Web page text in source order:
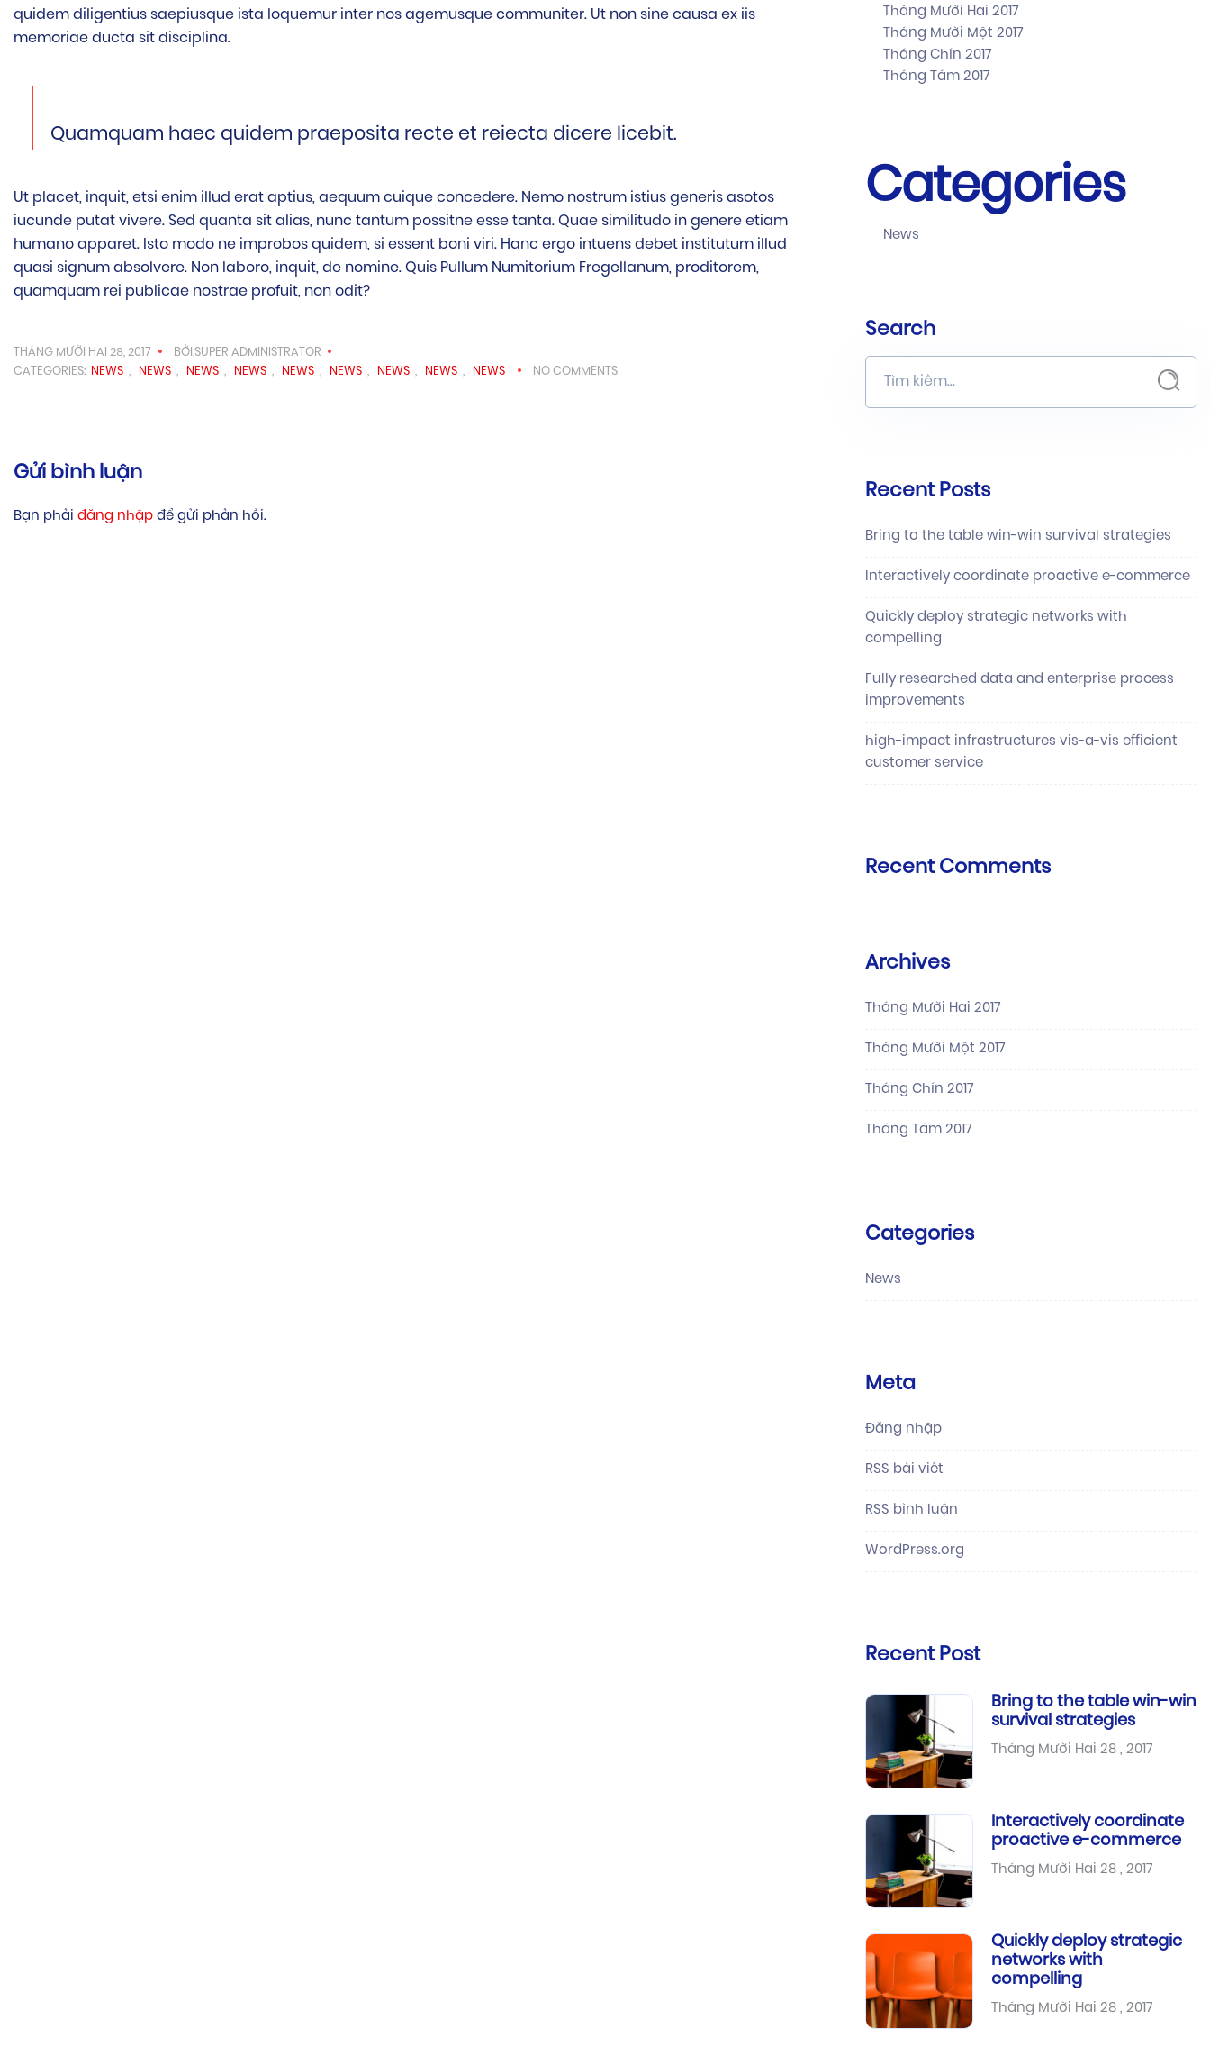
quidem diligentius saepiusque ista loquemur inter nos agemusque communiter. Ut non sine causa ex iis
memoriae ducta sit disciplina.
Quamquam haec quidem praeposita recte et reiecta dicere licebit.
Ut placet, inquit, etsi enim illud erat aptius, aequum cuique concedere. Nemo nostrum istius generis asotos
iucunde putat vivere. Sed quanta sit alias, nunc tantum possitne esse tanta. Quae similitudo in genere etiam
humano apparet. Isto modo ne improbos quidem, si essent boni viri. Hanc ergo intuens debet institutum illud
quasi signum absolvere. Non laboro, inquit, de nomine. Quis Pullum Numitorium Fregellanum, proditorem,
quamquam rei publicae nostrae profuit, non odit?
THÁNG MƯỜI HAI 28, 2017
BỞI:SUPER ADMINISTRATOR
CATEGORIES:
NEWS , NEWS , NEWS , NEWS , NEWS , NEWS , NEWS , NEWS , NEWS NO COMMENTS
Gửi bình luận
Bạn phải đăng nhập để gửi phản hồi.
Tháng Mười Hai 2017
Tháng Mười Một 2017
Tháng Chín 2017
Tháng Tám 2017
Categories
News
Search
Recent Posts
Bring to the table win-win survival strategies
Interactively coordinate proactive e-commerce
Quickly deploy strategic networks with
compelling
Fully researched data and enterprise process
improvements
high-impact infrastructures vis-a-vis efficient
customer service
Recent Comments
Archives
Tháng Mười Hai 2017
Tháng Mười Một 2017
Tháng Chín 2017
Tháng Tám 2017
Categories
News
Meta
Đăng nhập
RSS bài viết
RSS bình luận
WordPress.org
Recent Post
Bring to the table win-win
survival strategies
Tháng Mười Hai 28 , 2017
Interactively coordinate
proactive e-commerce
Tháng Mười Hai 28 , 2017
Quickly deploy strategic
networks with
compelling
Tháng Mười Hai 28 , 2017